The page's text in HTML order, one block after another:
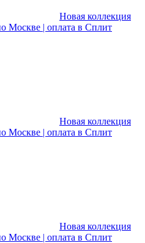
Новая коллекция
Москве | оплата в Сплит
Новая коллекция
Москве | оплата в Сплит
Новая коллекция
Москве | оплата в Сплит